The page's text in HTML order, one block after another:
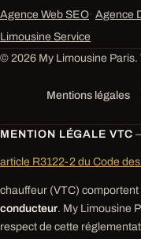
Agence Web SEO· Agence
Limousine Service
© 2026 My Limousine Paris.
Mentions légales
MENTION LÉGALE VTC
article R3122-2 du Code
chauffeur (VTC) comportent
conducteur. My Limousine
respect de cette